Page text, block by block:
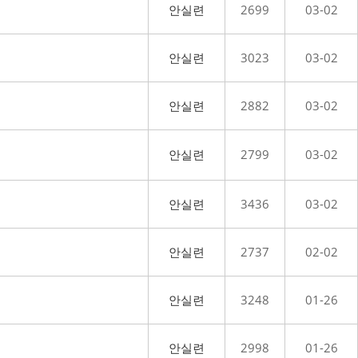
안실련 2699 03-02
안실련 3023 03-02
안실련 2882 03-02
안실련 2799 03-02
안실련 3436 03-02
안실련 2737 02-02
안실련 3248 01-26
안실련 2998 01-26